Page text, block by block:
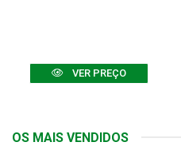
VER PREÇO
OS MAIS VENDIDOS